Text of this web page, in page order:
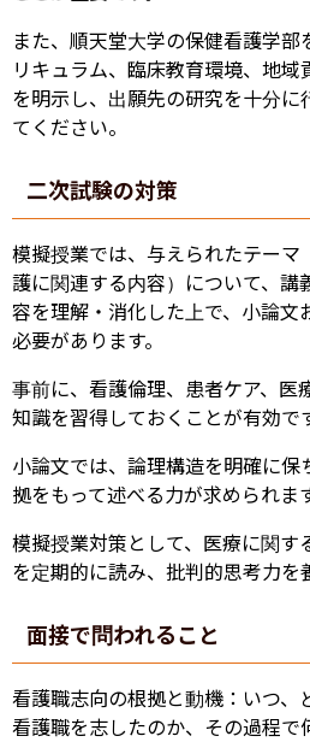
また、順天堂大学の保健看護学
リキュラム、臨床教育環境、地
を明示し、出願先の研究を十分に
てください。
二次試験の対策
模擬授業では、与えられたテーマ
護に関連する内容）について、講
容を理解・消化した上で、小論文
必要があります。
事前に、看護倫理、患者ケア、医
知識を習得しておくことが有効で
小論文では、論理構造を明確に保
拠をもって述べる力が求められま
模擬授業対策として、医療に関す
を定期的に読み、批判的思考力を
面接で問われること
看護職志向の根拠と動機：いつ、
看護職を志したのか、その過程で